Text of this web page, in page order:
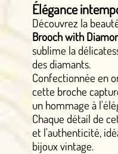
Élégance
Découvrez la
Brooch with
sublime la
des diamants.
Confectionnée en
cette broche
un hommage à
Chaque détail de
et l'authenticité,
bijoux vintage.